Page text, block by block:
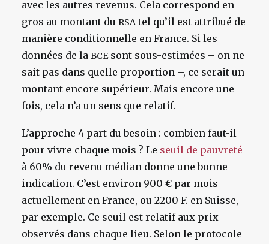
avec les autres revenus. Cela correspond en
gros au montant du RSAtel qu’il est attribué de
manière conditionnelle en France. Si les
données de la BCEsont sous-estimées – on ne
sait pas dans quelle proportion –, ce serait un
montant encore supérieur. Mais encore une
fois, cela n’a un sens que relatif.
L’approche 4 part du besoin : combien faut-il
pour vivre chaque mois ? Le seuil de pauvreté
à 60% du revenu médian donne une bonne
indication. C’est environ 900 € par mois
actuellement en France, ou 2200 F. en Suisse,
par exemple. Ce seuil est relatif aux prix
observés dans chaque lieu. Selon le protocole